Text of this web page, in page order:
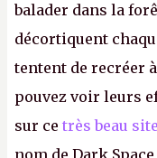
balader dans la
décortiquent
tentent de recréer
pouvez voir leurs
sur ce très beau
nom de Dark